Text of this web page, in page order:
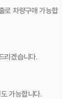
로 차량구매 가능합
리겠습니다.
가능합니다.